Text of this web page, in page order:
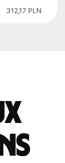
312,17 PLN